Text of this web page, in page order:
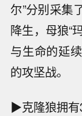
尔”分别采集
降生，母狼“
与生命的延
的攻坚战。
▶克隆狼拥有